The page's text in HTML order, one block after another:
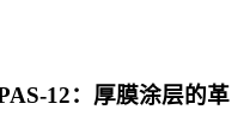
12：厚膜涂层的革